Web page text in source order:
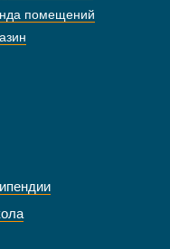
помещений